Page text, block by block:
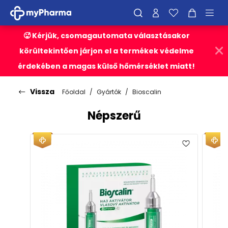
🥵 Kérjük, csomagautomata választásakor
körültekintően járjon el a termékek védelme
érdekében a magas külső hőmérséklet miatt!
Vissza Főoldal Gyártók Bioscalin
Népszerű